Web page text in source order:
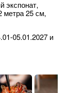
экспонат,
метра 25 см,
05.01.2027 и